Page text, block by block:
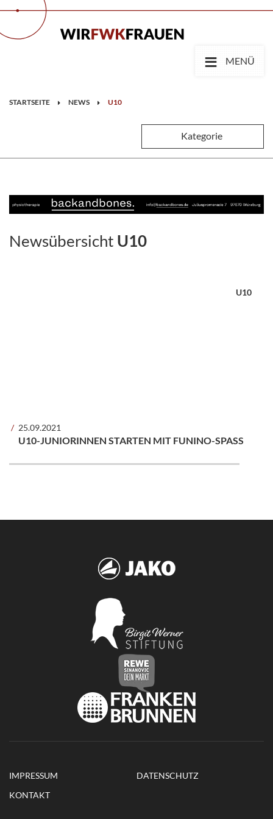
≡ MENÜ
STARTSEITE NEWS U10
Kategorie
Newsübersicht U10
U10
25.09.2021
U10-JUNIORINNEN STARTEN MIT FUNINO-SPASS
IMPRESSUM
DATENSCHUTZ
KONTAKT